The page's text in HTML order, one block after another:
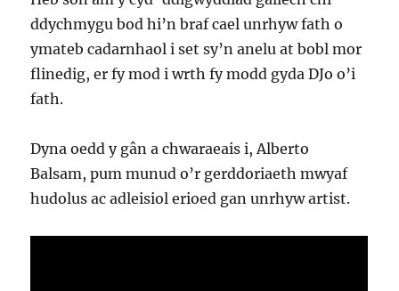
ddychmygu bod hi’n braf cael unrhyw fath o
ymateb cadarnhaol i set sy’n anelu at bobl mor
flinedig, er fy mod i wrth fy modd gyda DJo o’i
fath.
Dyna oedd y gân a chwaraeais i, Alberto
Balsam, pum munud o’r gerddoriaeth mwyaf
hudolus ac adleisiol erioed gan unrhyw artist.